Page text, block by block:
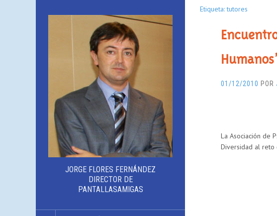
JORGE FLORES FERNÁNDEZ
DIRECTOR DE
PANTALLASAMIGAS
Etiqueta: tutores
01/12/2010 POR
La Asociación de
Diversidad al reto